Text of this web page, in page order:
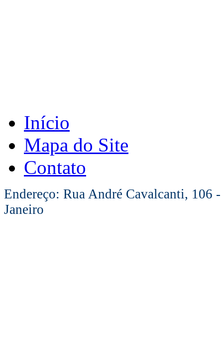
Início
Mapa do Site
Contato
Endereço: Rua André Cavalcanti, 106
Janeiro